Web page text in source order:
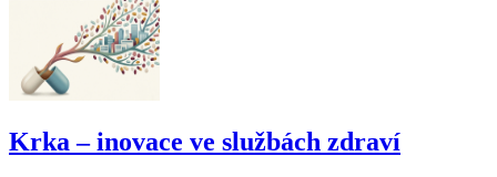
Krka –⁠ inovace ve službách zdraví